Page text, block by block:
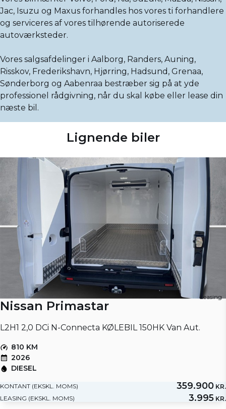
Jac, Isuzu og Maxus forhandles hos vores ti forhandlere
og serviceres af vores tilhørende autoriserede
autoværksteder.
Vores salgsafdelinger i Aalborg, Randers, Auning,
Risskov, Frederikshavn, Hjørring, Hadsund, Grenaa,
Sønderborg og Aabenraa bestræber sig på at yde
professionel rådgivning, når du skal købe eller lease din
næste bil.
Lignende biler
Leasing
Nissan Primastar
L2H1 2,0 DCi N-Connecta KØLEBIL 150HK Van Aut.
810 KM
2026
DIESEL
KONTANT (EKSKL. MOMS) 359.900 KR.
LEASING (EKSKL. MOMS)
3.995 KR.